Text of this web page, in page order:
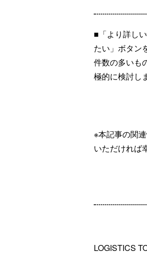
■「より詳し
たい」ボタン
件数の多いも
極的に検討し
※本記事の関
いただければ
LOGISTICS